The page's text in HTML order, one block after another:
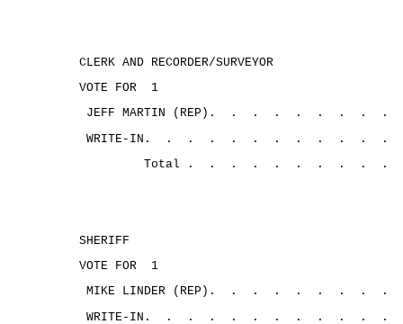
CLERK AND RECORDER/SURVEYOR
VOTE FOR
1
JEFF MARTIN (REP).
. . . . . . .
.
WRITE-IN.
. . . . . . . . . .
.
Total .
. . . . . . . . .
SHERIFF
VOTE FOR
1
MIKE LINDER (REP).
. . . . . . .
.
WRITE-IN.
. . . . . . . . . .
.